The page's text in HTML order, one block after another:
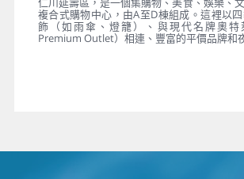
複合式購物中心，由A至D棟組成。這裡以
飾（如雨傘、燈籠）、與現代名牌奧特
Premium Outlet）相連、豐富的平價品牌和